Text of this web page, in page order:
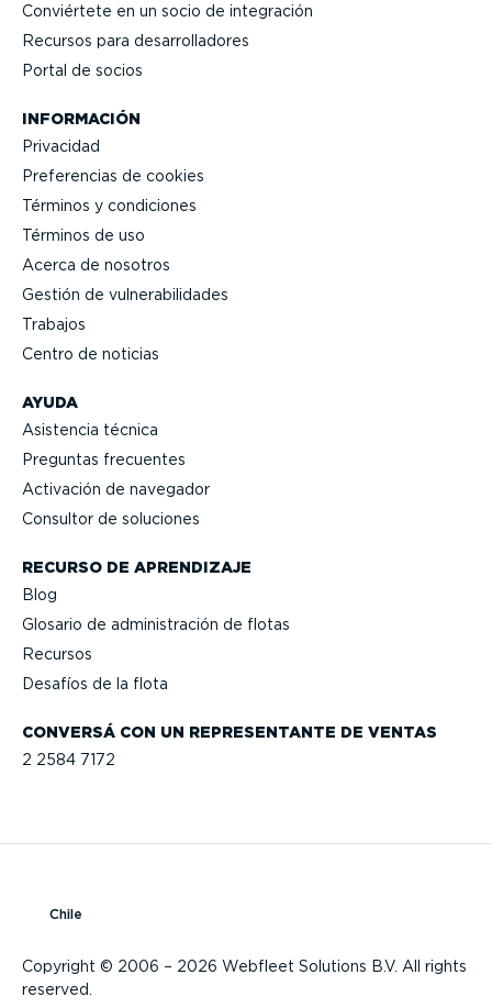
CONVERSÁ CON UN REPRE­SEN­TANTE DE VENTAS
2 2584 7172
AYUDA
Asistencia técnica
Preguntas frecuentes
Activación de navegador
Consultor de soluciones
RECURSO DE APRENDIZAJE
Blog
Glosario de adminis­tración de flotas
Recursos
Desafíos de la flota
Conviértete en un socio de integración
Recursos para desarro­lla­dores
Portal de socios
INFORMACIÓN
Privacidad
Prefe­rencias de cookies
Términos y condiciones
Términos de uso
Acerca de nosotros
Gestión de vulne­ra­bi­li­dades
Trabajos
Centro de noticias
Copyright © 2006 – 2026 Webfleet Solutions B.V. All rights
reserved.
Chile